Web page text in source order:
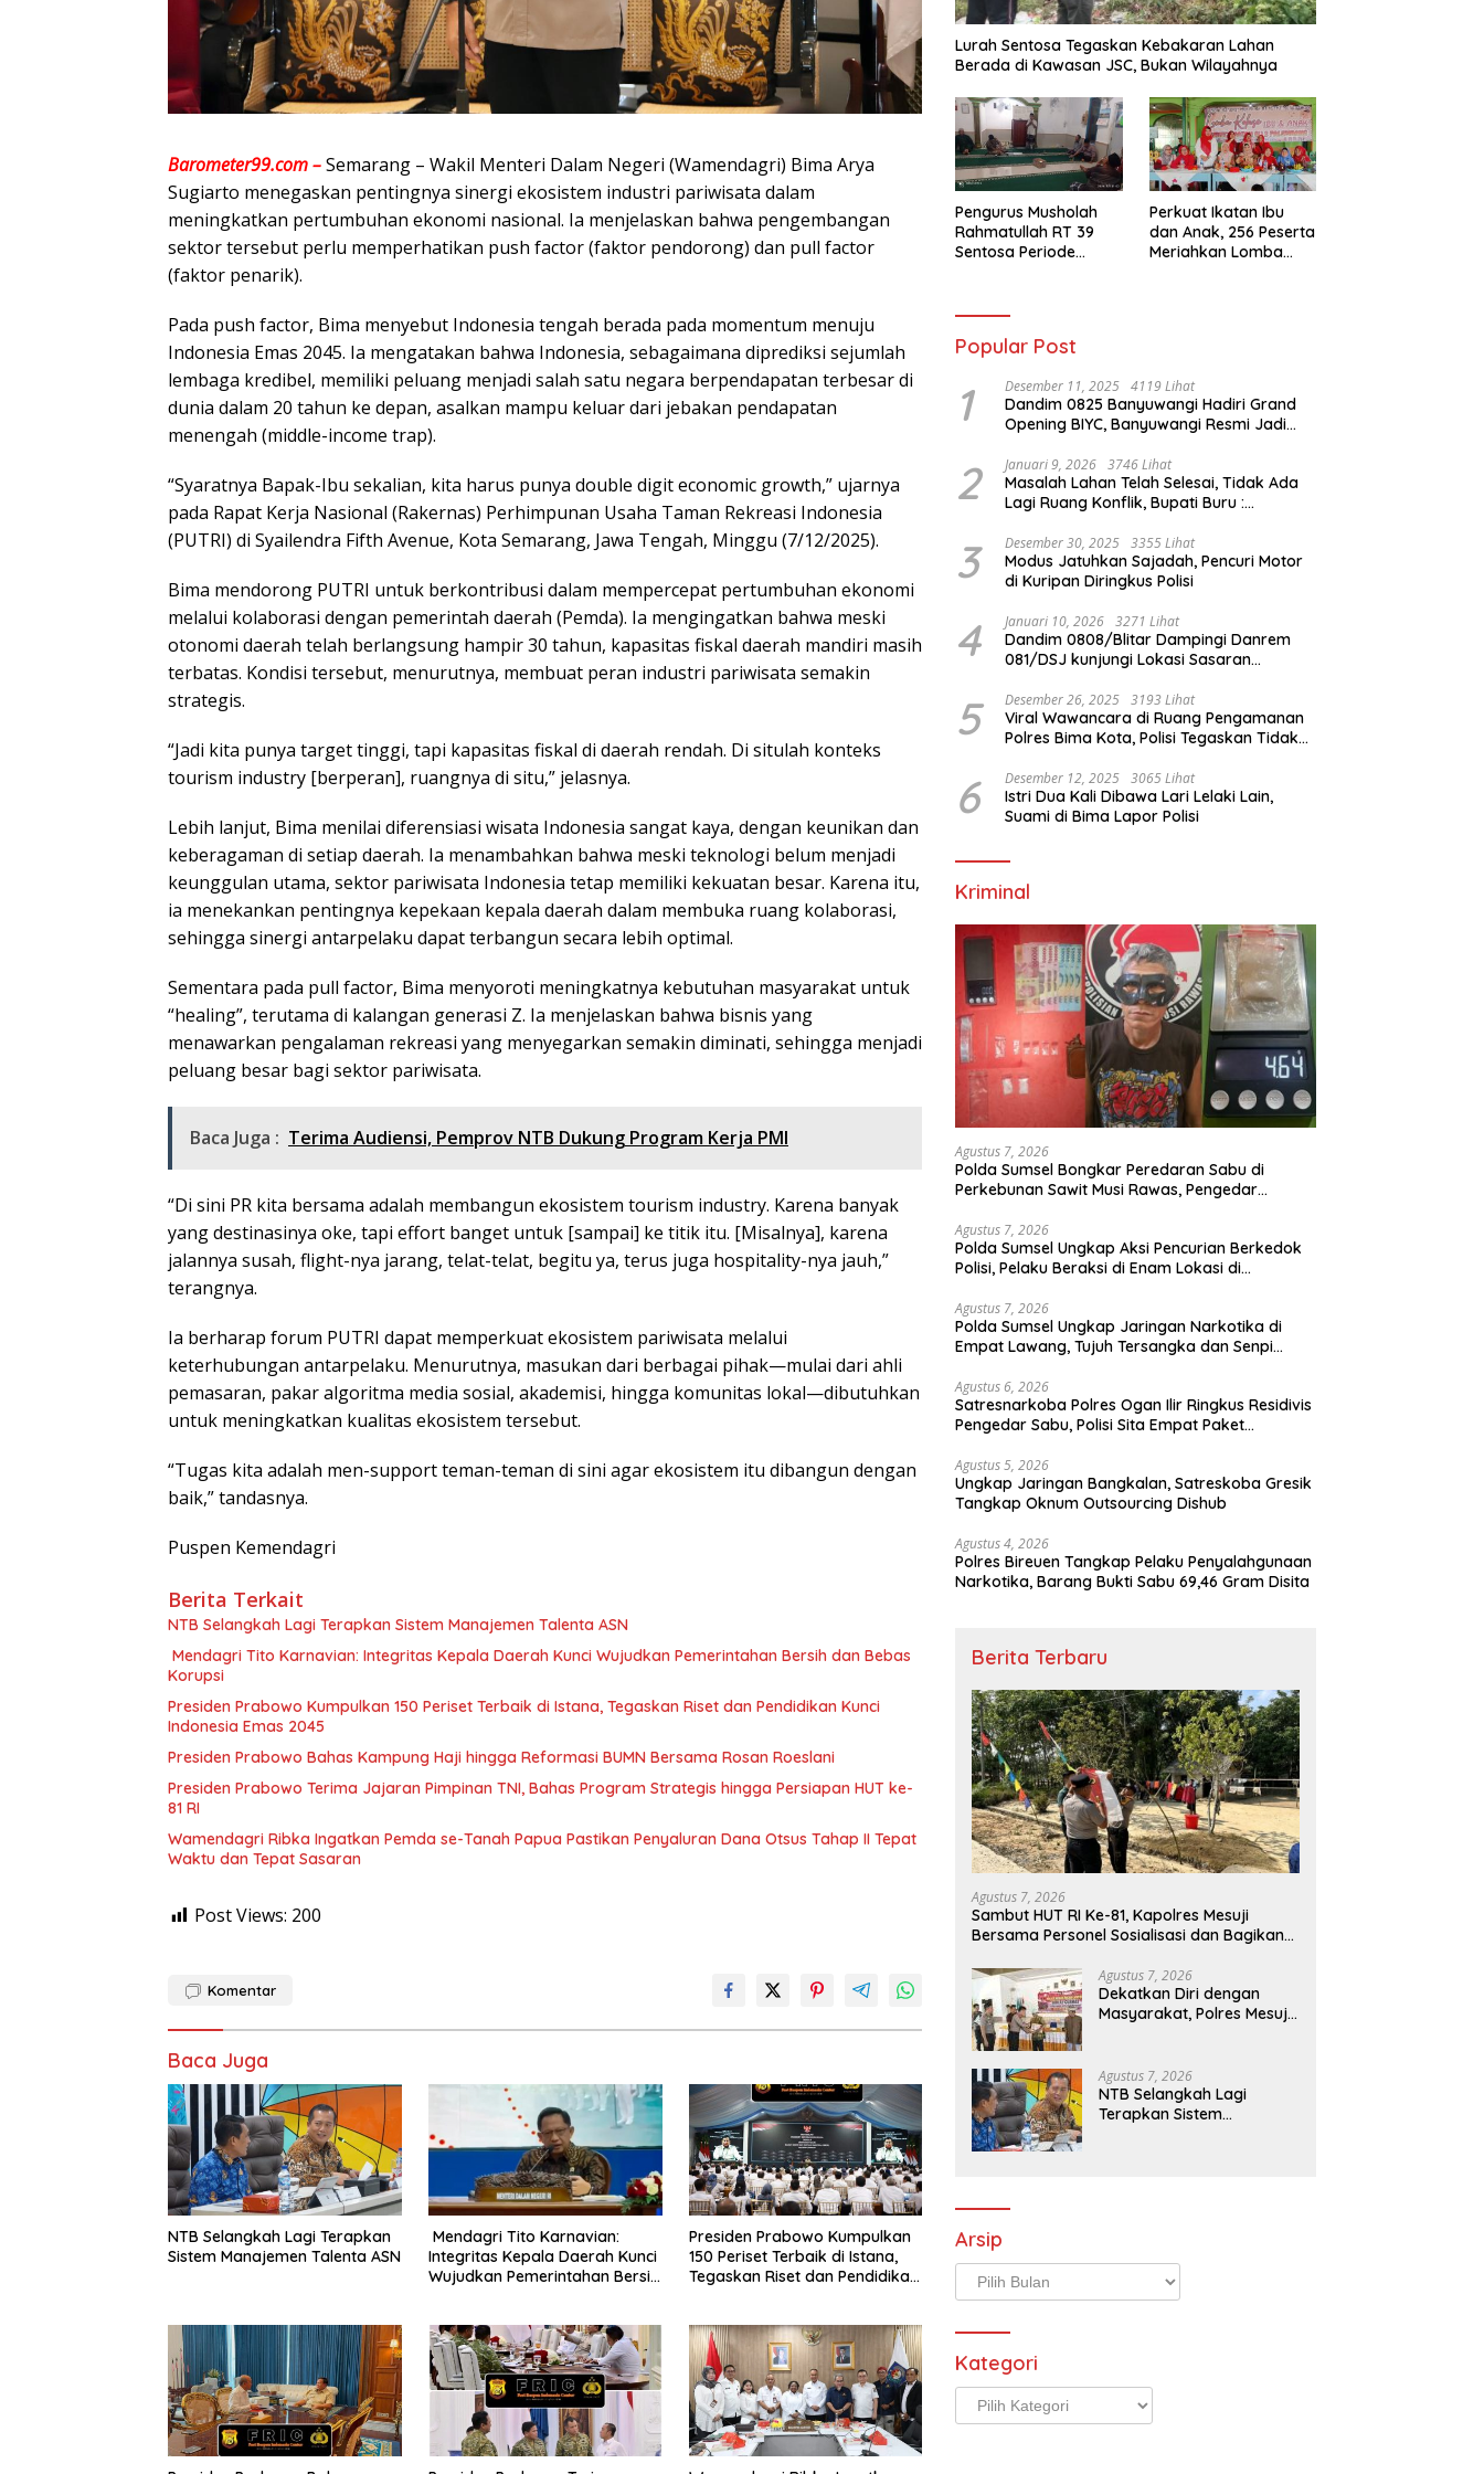
Barometer99.com –Semarang – Wakil Menteri Dalam Negeri (Wamendagri) Bima Arya
Sugiarto menegaskan pentingnya sinergi ekosistem industri pariwisata dalam
meningkatkan pertumbuhan ekonomi nasional. Ia menjelaskan bahwa pengembangan
sektor tersebut perlu memperhatikan push factor (faktor pendorong) dan pull factor
(faktor penarik).
Pada push factor, Bima menyebut Indonesia tengah berada pada momentum menuju
Indonesia Emas 2045. Ia mengatakan bahwa Indonesia, sebagaimana diprediksi sejumlah
lembaga kredibel, memiliki peluang menjadi salah satu negara berpendapatan terbesar di
dunia dalam 20 tahun ke depan, asalkan mampu keluar dari jebakan pendapatan
menengah (middle-income trap).
“Syaratnya Bapak-Ibu sekalian, kita harus punya double digit economic growth,” ujarnya
pada Rapat Kerja Nasional (Rakernas) Perhimpunan Usaha Taman Rekreasi Indonesia
(PUTRI) di Syailendra Fifth Avenue, Kota Semarang, Jawa Tengah, Minggu (7/12/2025).
Bima mendorong PUTRI untuk berkontribusi dalam mempercepat pertumbuhan ekonomi
melalui kolaborasi dengan pemerintah daerah (Pemda). Ia mengingatkan bahwa meski
otonomi daerah telah berlangsung hampir 30 tahun, kapasitas fiskal daerah mandiri masih
terbatas. Kondisi tersebut, menurutnya, membuat peran industri pariwisata semakin
strategis.
“Jadi kita punya target tinggi, tapi kapasitas fiskal di daerah rendah. Di situlah konteks
tourism industry [berperan], ruangnya di situ,” jelasnya.
Lebih lanjut, Bima menilai diferensiasi wisata Indonesia sangat kaya, dengan keunikan dan
keberagaman di setiap daerah. Ia menambahkan bahwa meski teknologi belum menjadi
keunggulan utama, sektor pariwisata Indonesia tetap memiliki kekuatan besar. Karena itu,
ia menekankan pentingnya kepekaan kepala daerah dalam membuka ruang kolaborasi,
sehingga sinergi antarpelaku dapat terbangun secara lebih optimal.
Sementara pada pull factor, Bima menyoroti meningkatnya kebutuhan masyarakat untuk
“healing”, terutama di kalangan generasi Z. Ia menjelaskan bahwa bisnis yang
menawarkan pengalaman rekreasi yang menyegarkan semakin diminati, sehingga menjadi
peluang besar bagi sektor pariwisata.
Baca Juga : Terima Audiensi, Pemprov NTB Dukung Program Kerja PMI
“Di sini PR kita bersama adalah membangun ekosistem tourism industry. Karena banyak
yang destinasinya oke, tapi effort banget untuk [sampai] ke titik itu. [Misalnya], karena
jalannya susah, flight-nya jarang, telat-telat, begitu ya, terus juga hospitality-nya jauh,”
terangnya.
Ia berharap forum PUTRI dapat memperkuat ekosistem pariwisata melalui
keterhubungan antarpelaku. Menurutnya, masukan dari berbagai pihak—mulai dari ahli
pemasaran, pakar algoritma media sosial, akademisi, hingga komunitas lokal—dibutuhkan
untuk meningkatkan kualitas ekosistem tersebut.
“Tugas kita adalah men-support teman-teman di sini agar ekosistem itu dibangun dengan
baik,” tandasnya.
Puspen Kemendagri
Berita Terkait
NTB Selangkah Lagi Terapkan Sistem Manajemen Talenta ASN
Mendagri Tito Karnavian: Integritas Kepala Daerah Kunci Wujudkan Pemerintahan Bersih dan Bebas
Korupsi
Presiden Prabowo Kumpulkan 150 Periset Terbaik di Istana, Tegaskan Riset dan Pendidikan Kunci
Indonesia Emas 2045
Presiden Prabowo Bahas Kampung Haji hingga Reformasi BUMN Bersama Rosan Roeslani
Presiden Prabowo Terima Jajaran Pimpinan TNI, Bahas Program Strategis hingga Persiapan HUT ke-
81 RI
Wamendagri Ribka Ingatkan Pemda se-Tanah Papua Pastikan Penyaluran Dana Otsus Tahap II Tepat
Waktu dan Tepat Sasaran
Post Views: 200
Komentar
Baca Juga
NTB Selangkah Lagi Terapkan
Sistem Manajemen Talenta ASN
Mendagri Tito Karnavian:
Integritas Kepala Daerah Kunci
Wujudkan Pemerintahan Bersih
Presiden Prabowo Kumpulkan
150 Periset Terbaik di Istana,
Tegaskan Riset dan Pendidikan
Lurah Sentosa Tegaskan Kebakaran Lahan
Berada di Kawasan JSC, Bukan Wilayahnya
Pengurus Musholah
Rahmatullah RT 39
Sentosa Periode
Perkuat Ikatan Ibu
dan Anak, 256 Peserta
Meriahkan Lomba
Popular Post
1 Desember 11, 2025 4119 Lihat
Dandim 0825 Banyuwangi Hadiri Grand
Opening BIYC, Banyuwangi Resmi Jadi
2 Januari 9, 2026 3746 Lihat
Masalah Lahan Telah Selesai, Tidak Ada
Lagi Ruang Konflik, Bupati Buru :
Januari 2026
3 Desember 30, 2025 3355 Lihat
Modus Jatuhkan Sajadah, Pencuri Motor
di Kuripan Diringkus Polisi
4 Januari 10, 2026 3271 Lihat
Dandim 0808/Blitar Dampingi Danrem
081/DSJ kunjungi Lokasi Sasaran
Blitar
5 Desember 26, 2025 3193 Lihat
Viral Wawancara di Ruang Pengamanan
Polres Bima Kota, Polisi Tegaskan Tidak
6 Desember 12, 2025 3065 Lihat
Istri Dua Kali Dibawa Lari Lelaki Lain,
Suami di Bima Lapor Polisi
Kriminal
Agustus 7, 2026
Polda Sumsel Bongkar Peredaran Sabu di
Perkebunan Sawit Musi Rawas, Pengedar
Timbangan Digital
Agustus 7, 2026
Polda Sumsel Ungkap Aksi Pencurian Berkedok
Polisi, Pelaku Beraksi di Enam Lokasi di
Agustus 7, 2026
Polda Sumsel Ungkap Jaringan Narkotika di
Empat Lawang, Tujuh Tersangka dan Senpi
Agustus 6, 2026
Satresnarkoba Polres Ogan Ilir Ringkus Residivis
Pengedar Sabu, Polisi Sita Empat Paket
Agustus 5, 2026
Ungkap Jaringan Bangkalan, Satreskoba Gresik
Tangkap Oknum Outsourcing Dishub
Agustus 4, 2026
Polres Bireuen Tangkap Pelaku Penyalahgunaan
Narkotika, Barang Bukti Sabu 69,46 Gram Disita
Berita Terbaru
Agustus 7, 2026
Sambut HUT RI Ke-81, Kapolres Mesuji
Bersama Personel Sosialisasi dan Bagikan
Pengguna Jalan
Agustus 7, 2026
Dekatkan Diri dengan
Masyarakat, Polres Mesuji
Agustus 7, 2026
NTB Selangkah Lagi
Terapkan Sistem
Arsip
Arsip
Kategori
Kategori